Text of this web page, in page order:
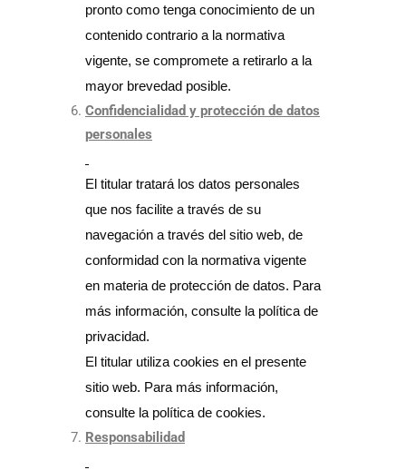
pronto como tenga conocimiento de un
contenido contrario a la normativa
vigente, se compromete a retirarlo a la
mayor brevedad posible.
Confidencialidad y protección de datos
personales
El titular tratará los datos personales
que nos facilite a través de su
navegación a través del sitio web, de
conformidad con la normativa vigente
en materia de protección de datos. Para
más información, consulte la política de
privacidad.
El titular utiliza cookies en el presente
sitio web. Para más información,
consulte la política de cookies.
Responsabilidad